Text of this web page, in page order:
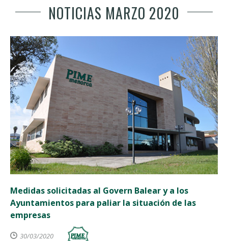
NOTICIAS MARZO 2020
Medidas solicitadas al Govern Balear y a los
Ayuntamientos para paliar la situación de las
empresas
30/03/2020